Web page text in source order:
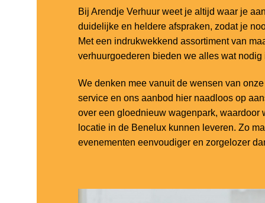
Bij Arendje Verhuur weet je altijd waar je
duidelijke en heldere afspraken, zodat je
Met een indrukwekkend assortiment van
verhuurgoederen bieden we alles wat
We denken mee vanuit de wensen van
service en ons aanbod hier naadloos op
over een gloednieuw wagenpark, waardoor
locatie in de Benelux kunnen leveren. Zo
evenementen eenvoudiger en zorgelozer